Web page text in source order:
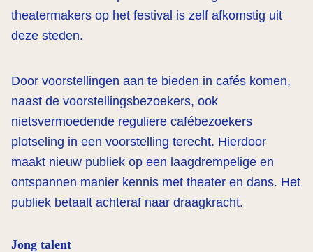
theatermakers op het festival is zelf afkomstig uit
deze steden.
Door voorstellingen aan te bieden in cafés komen,
naast de voorstellingsbezoekers, ook
nietsvermoedende reguliere cafébezoekers
plotseling in een voorstelling terecht. Hierdoor
maakt nieuw publiek op een laagdrempelige en
ontspannen manier kennis met theater en dans. Het
publiek betaalt achteraf naar draagkracht.
Jong talent